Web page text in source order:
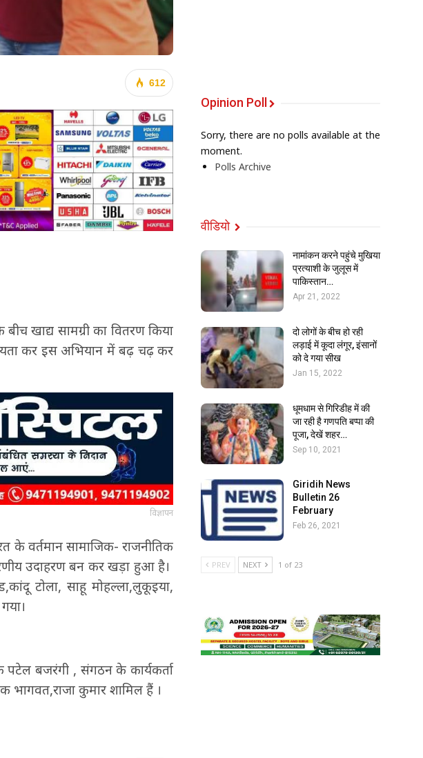
612
खाद्य सामग्री का वितरण किया
कर इस अभियान में बढ़ चढ़ कर
विज्ञापन
के वर्तमान सामाजिक- राजनीतिक
उदाहरण बन कर खड़ा हुआ है।
टोला, साहू मोहल्ला,लुकूइया,
बजरंगी , संगठन के कार्यकर्ता
कुमार शामिल हैं ।
Opinion Poll
Sorry, there are no polls available at the
moment.
Polls Archive
वीडियो
नामांकन करने पहुंचे मुखिया
प्रत्याशी के जुलूस में
पाकिस्तान…
Apr 21, 2022
दो लोगों के बीच हो रही
लड़ाई में कूदा लंगूर, इंसानों
को दे गया सीख
Jan 15, 2022
धूमधाम से गिरिडीह में की
जा रही है गणपति बप्पा की
पूजा, देखें शहर…
Sep 10, 2021
Giridih News
Bulletin 26
February
Feb 26, 2021
PREV NEXT 1 of 23